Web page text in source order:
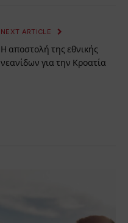
NEXT ARTICLE
Η αποστολή της εθνικής
νεανίδων για την Κροατία